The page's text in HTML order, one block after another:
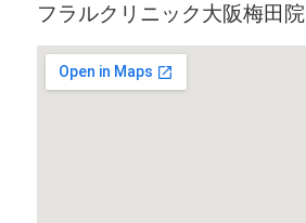
フラルクリニック大阪梅田院